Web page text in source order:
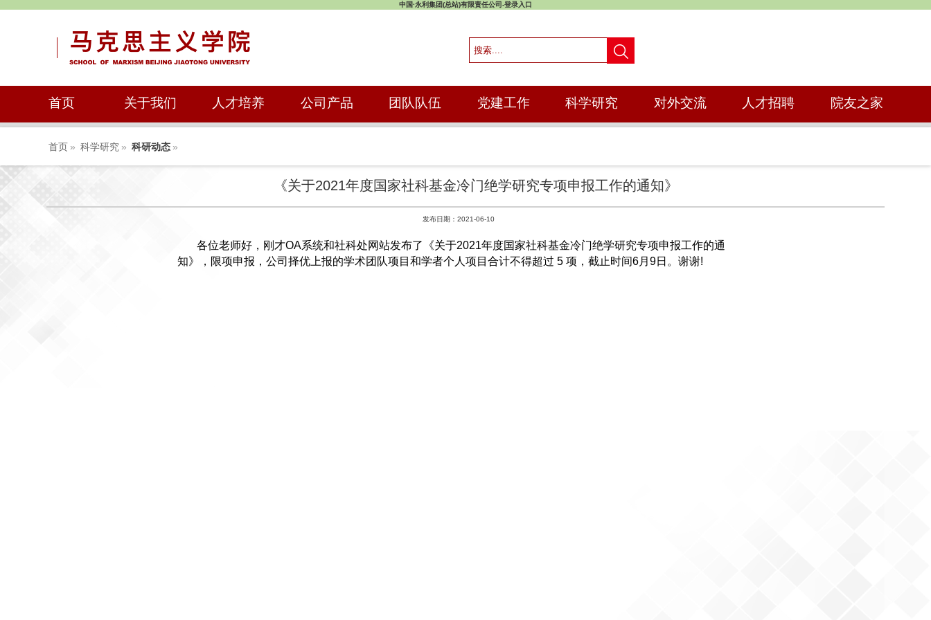
中国·永利集团(总站)有限责任公司-登录入口
首页 关于我们 人才培养 公司产品 团队队伍 党建工作 科学研究 对外交流 人才招聘 院友之家
首页 » 科学研究 » 科研动态 »
《关于2021年度国家社科基金冷门绝学研究专项申报工作的通知》
发布日期：2021-06-10
各位老师好，刚才OA系统和社科处网站发布了《关于2021年度国家社科基金冷门绝学研究专项申报工作的通
知》，限项申报，公司择优上报的学术团队项目和学者个人项目合计不得超过 5 项，截止时间6月9日。谢谢!